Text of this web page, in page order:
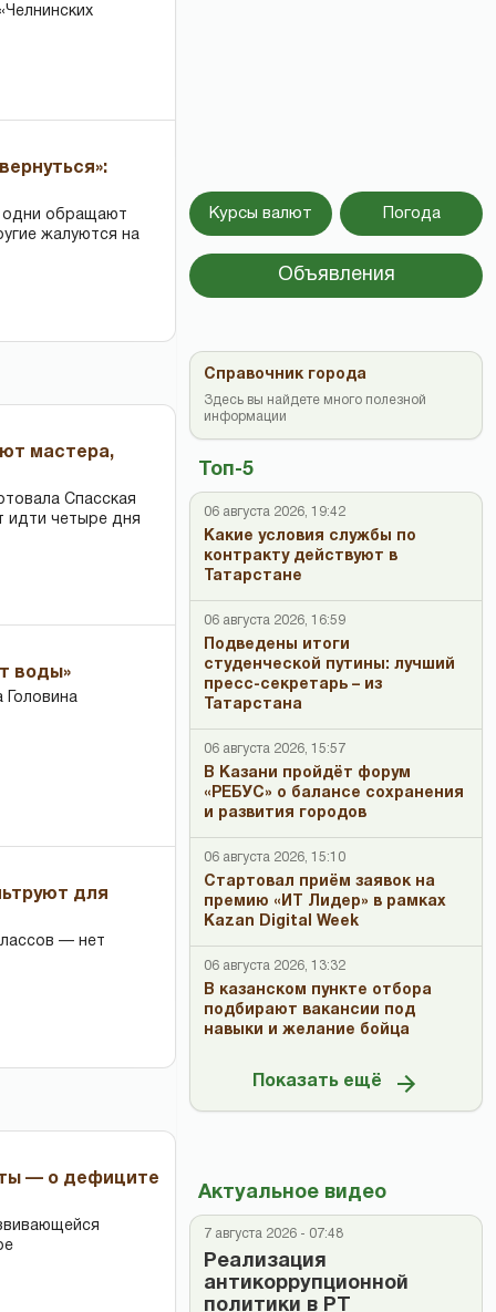
одни обращают
жалуются на
мастера,
Спасская
идти четыре дня
воды»
для
— нет
— о дефиците
Курсы валют Погода
Объявления
Топ-5
06 августа 2026, 19:42
Какие условия службы по
контракту действуют в
Татарстане
06 августа 2026, 16:59
Подведены итоги
студенческой путины: лучший
пресс-секретарь – из
Татарстана
06 августа 2026, 15:57
В Казани пройдёт форум
«РЕБУС» о балансе сохранения
и развития городов
06 августа 2026, 15:10
Стартовал приём заявок на
премию «ИТ Лидер» в рамках
Kazan Digital Week
06 августа 2026, 13:32
В казанском пункте отбора
подбирают вакансии под
навыки и желание бойца
Показать ещё
Актуальное видео
7 августа 2026 - 07:48
Реализация
антикоррупционной
политики в РТ
Справочник города
Здесь вы найдете много полезной
информации